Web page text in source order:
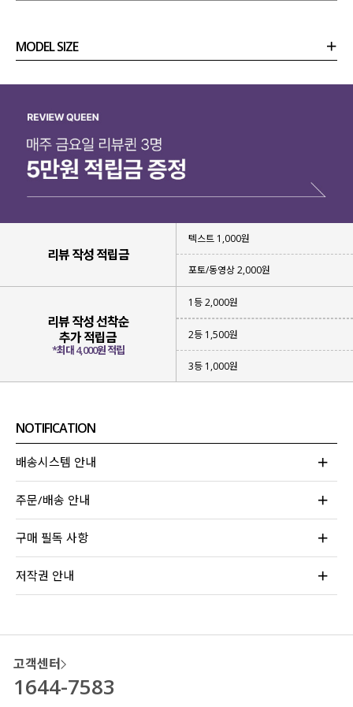
MODEL SIZE
리뷰 작성 적립금
텍스트 1,000원
포토/동영상 2,000원
리뷰 작성 선착순
추가 적립금
*최대 4,000원 적립
1등 2,000원
2등 1,500원
3등 1,000원
NOTIFICATION
배송시스템 안내
주문/배송 안내
구매 필독 사항
저작권 안내
고객센터
1644-7583